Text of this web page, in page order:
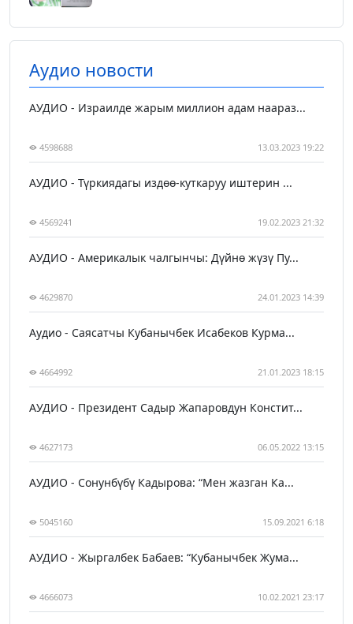
Аудио новости
АУДИО - Израилде жарым миллион адам наараз...
4598688 13.03.2023 19:22
АУДИО - Түркиядагы издөө-куткаруу иштерин ...
4569241 19.02.2023 21:32
АУДИО - Америкалык чалгынчы: Дүйнө жүзү Пу...
4629870 24.01.2023 14:39
Аудио - Саясатчы Кубанычбек Исабеков Курма...
4664992 21.01.2023 18:15
АУДИО - Президент Садыр Жапаровдун Констит...
4627173 06.05.2022 13:15
АУДИО - Сонунбүбү Кадырова: “Мен жазган Ка...
5045160 15.09.2021 6:18
АУДИО - Жыргалбек Бабаев: “Кубанычбек Жума...
4666073 10.02.2021 23:17